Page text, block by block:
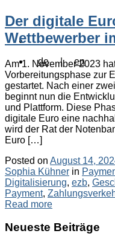
de | en
Der digitale
Wettbewerber
Am 1. November 2023
Vorbereitungsphase zur
gestartet. Nach einer
beginnt nun die
und Plattform. Diese
digitale Euro eine
wird der Rat der
Euro […]
Posted on August 14,
Sophia Kühner in
Digitalisierung, ezb,
Payment,
Read more
Neueste Beiträge